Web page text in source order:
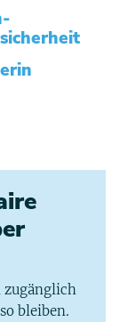
zugänglich
bleiben.